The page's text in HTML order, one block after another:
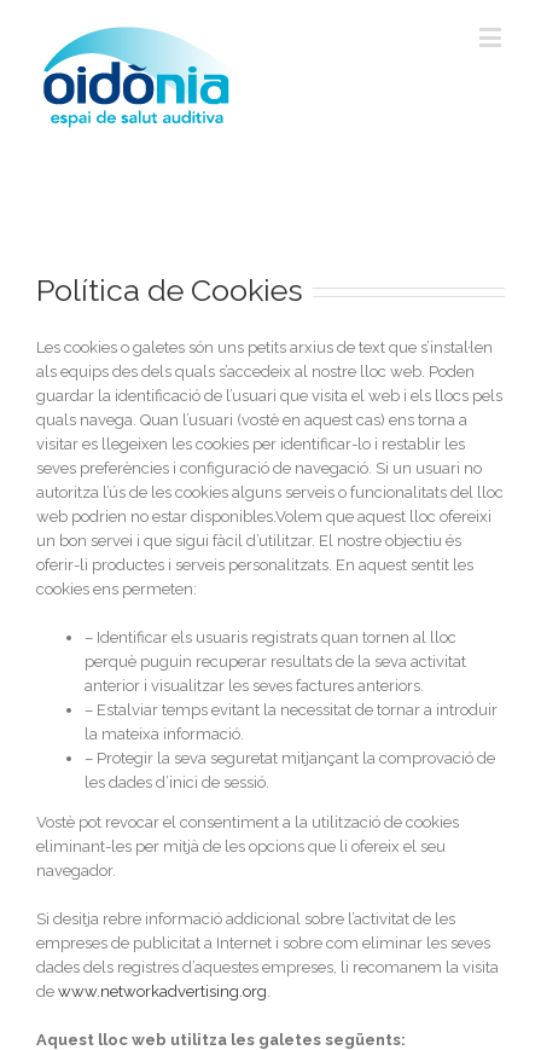
Política de Cookies
Les cookies o galetes són uns petits arxius de text que s’instal·len
als equips des dels quals s’accedeix al nostre lloc web. Poden
guardar la identificació de l’usuari que visita el web i els llocs pels
quals navega. Quan l’usuari (vostè en aquest cas) ens torna a
visitar es llegeixen les cookies per identificar-lo i restablir les
seves preferències i configuració de navegació. Si un usuari no
autoritza l’ús de les cookies alguns serveis o funcionalitats del lloc
web podrien no estar disponibles.Volem que aquest lloc ofereixi
un bon servei i que sigui fàcil d’utilitzar. El nostre objectiu és
oferir-li productes i serveis personalitzats. En aquest sentit les
cookies ens permeten:
– Identificar els usuaris registrats quan tornen al lloc
perquè puguin recuperar resultats de la seva activitat
anterior i visualitzar les seves factures anteriors.
– Estalviar temps evitant la necessitat de tornar a introduir
la mateixa informació.
– Protegir la seva seguretat mitjançant la comprovació de
les dades d’inici de sessió.
Vostè pot revocar el consentiment a la utilització de cookies
eliminant-les per mitjà de les opcions que li ofereix el seu
navegador.
Si desitja rebre informació addicional sobre l’activitat de les
empreses de publicitat a Internet i sobre com eliminar les seves
dades dels registres d’aquestes empreses, li recomanem la visita
de www.networkadvertising.org.
Aquest lloc web utilitza les galetes següents: